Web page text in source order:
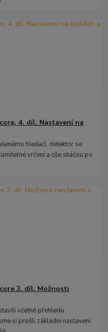
4. díl: Nastavení na
hledači, detektor se
vrčení a cíle skáčou po
3. díl: Možnosti
včetně přehledu
si prošli základní nastavení